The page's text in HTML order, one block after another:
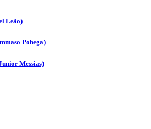
Leão)
Pobega)
Messias)